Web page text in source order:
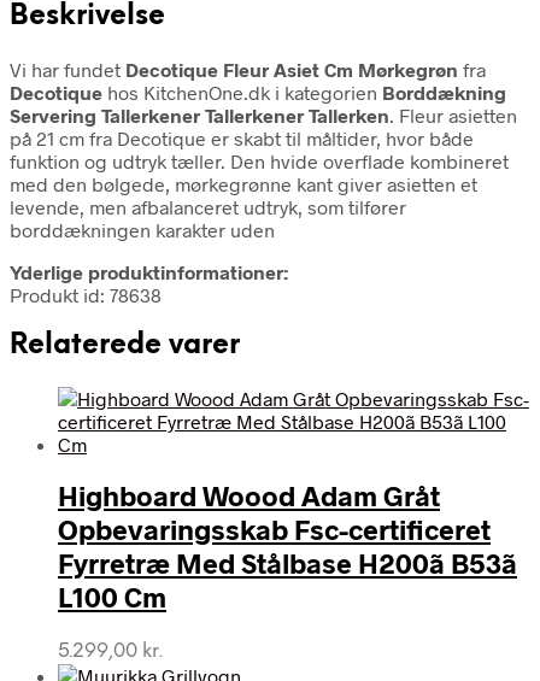
Beskrivelse
Vi har fundet Decotique Fleur Asiet Cm Mørkegrøn fra
Decotique hos KitchenOne.dk i kategorien Borddækning
Servering Tallerkener Tallerkener Tallerken. Fleur asietten
på 21 cm fra Decotique er skabt til måltider, hvor både
funktion og udtryk tæller. Den hvide overflade kombineret
med den bølgede, mørkegrønne kant giver asietten et
levende, men afbalanceret udtryk, som tilfører
borddækningen karakter uden
Yderlige produktinformationer:
Produkt id: 78638
Relaterede varer
Highboard Woood Adam Gråt
Opbevaringsskab Fsc-certificeret
Fyrretræ Med Stålbase H200ã B53ã
L100 Cm
5.299,00 kr.